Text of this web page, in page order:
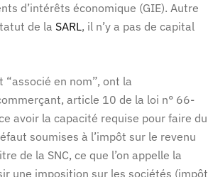
d’intérêts économique (GIE). Autre
de la SARL, il n’y a pas de capital
“associé en nom”, ont la
article 10 de la loi n° 66-
avoir la capacité requise pour faire du
soumises à l’impôt sur le revenu
de la SNC, ce que l’on appelle la
une imposition sur les sociétés (impôt